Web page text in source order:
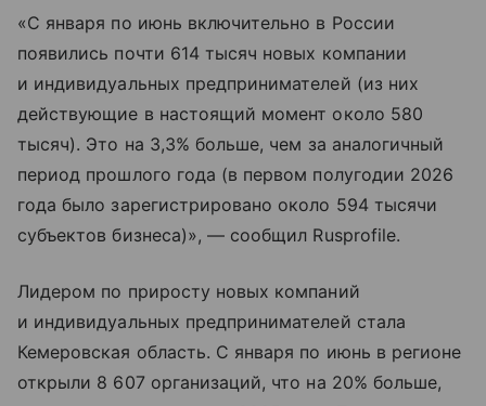
«С января по июнь включительно в России
появились почти 614 тысяч новых компании
и индивидуальных предпринимателей (из них
действующие в настоящий момент около 580
тысяч). Это на 3,3% больше, чем за аналогичный
период прошлого года (в первом полугодии 2026
года было зарегистрировано около 594 тысячи
субъектов бизнеса)», — сообщил Rusprofile.
Лидером по приросту новых компаний
и индивидуальных предпринимателей стала
Кемеровская область. С января по июнь в регионе
открыли 8 607 организаций, что на 20% больше,